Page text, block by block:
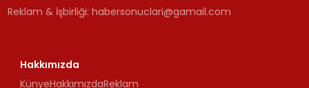
Reklam & İşbirliği:habersonuclari@gamail.com
Hakkımızda
KünyeHakkımızdaReklam